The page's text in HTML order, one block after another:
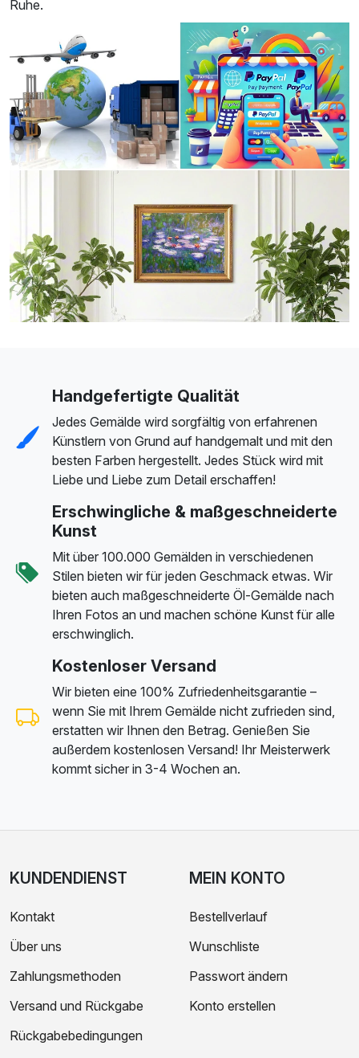
Ruhe.
Handgefertigte Qualität
Jedes Gemälde wird sorgfältig von erfahrenen
Künstlern von Grund auf handgemalt und mit den
besten Farben hergestellt. Jedes Stück wird mit
Liebe und Liebe zum Detail erschaffen!
Erschwingliche & maßgeschneiderte
Kunst
Mit über 100.000 Gemälden in verschiedenen
Stilen bieten wir für jeden Geschmack etwas. Wir
bieten auch maßgeschneiderte Öl-Gemälde nach
Ihren Fotos an und machen schöne Kunst für alle
erschwinglich.
Kostenloser Versand
Wir bieten eine 100% Zufriedenheitsgarantie –
wenn Sie mit Ihrem Gemälde nicht zufrieden sind,
erstatten wir Ihnen den Betrag. Genießen Sie
außerdem kostenlosen Versand! Ihr Meisterwerk
kommt sicher in 3-4 Wochen an.
KUNDENDIENST
Kontakt
Über uns
Zahlungsmethoden
Versand und Rückgabe
Rückgabebedingungen
MEIN KONTO
Bestellverlauf
Wunschliste
Passwort ändern
Konto erstellen